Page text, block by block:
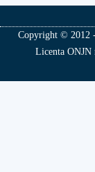
Copyright © 2012
Licenta ONJN